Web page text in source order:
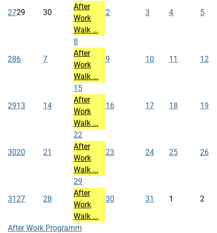
2729 30
After
Work
Walk ...
2 3 4 5
286 7
8
After
Work
Walk ...
9 10 11 12
2913 14
15
After
Work
Walk ...
16 17 18 19
3020 21
22
After
Work
Walk ...
23 24 25 26
3127 28
29
After
Work
Walk ...
30 31 1 2
After Work Programm